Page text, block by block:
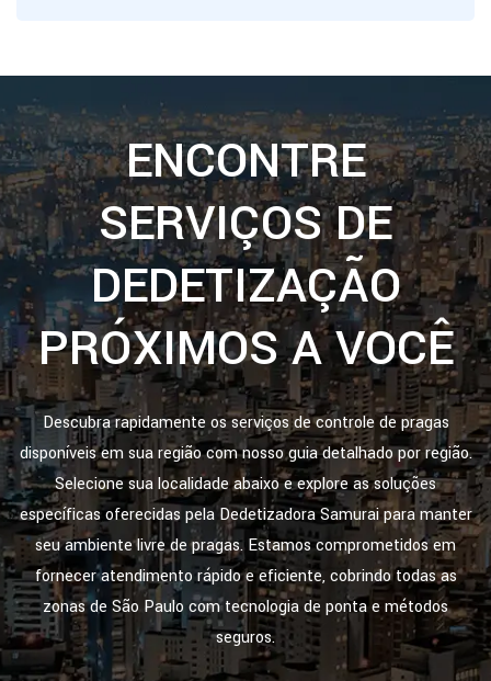
ENCONTRE
SERVIÇOS DE
DEDETIZAÇÃO
PRÓXIMOS A VOCÊ
Descubra rapidamente os serviços de controle de pragas
disponíveis em sua região com nosso guia detalhado por região.
Selecione sua localidade abaixo e explore as soluções
específicas oferecidas pela Dedetizadora Samurai para manter
seu ambiente livre de pragas. Estamos comprometidos em
fornecer atendimento rápido e eficiente, cobrindo todas as
zonas de São Paulo com tecnologia de ponta e métodos
seguros.